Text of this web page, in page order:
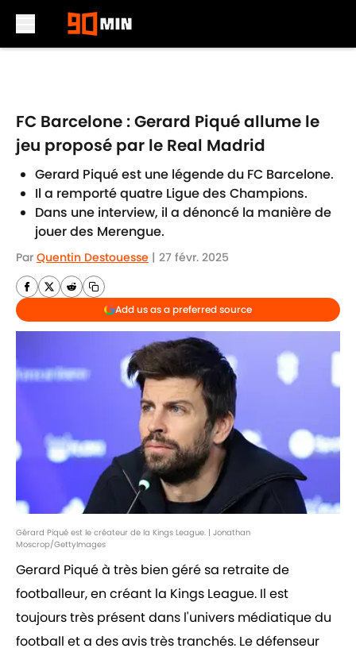
FC Barcelone : Gerard Piqué allume le
jeu proposé par le Real Madrid
Gerard Piqué est une légende du FC Barcelone.
Il a remporté quatre Ligue des Champions.
Dans une interview, il a dénoncé la manière de
jouer des Merengue.
Par Quentin Destouesse | 27 févr. 2025
Add us as a preferred source
Gérard Piqué est le créateur de la Kings League. | Jonathan
Moscrop/GettyImages
Gerard Piqué à très bien géré sa retraite de
footballeur, en créant la Kings League. Il est
toujours très présent dans l'univers médiatique du
football et a des avis très tranchés. Le défenseur